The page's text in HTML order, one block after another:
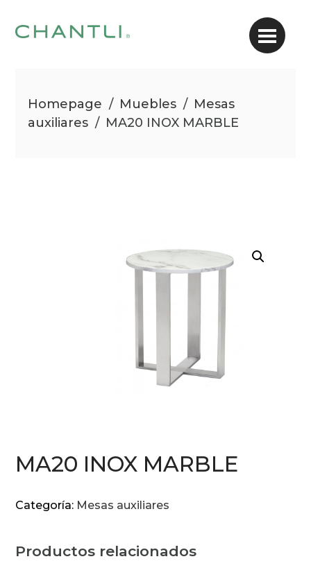
Homepage / Muebles / Mesas
auxiliares / MA20 INOX MARBLE
MA20 INOX MARBLE
Categoría: Mesas auxiliares
Productos relacionados